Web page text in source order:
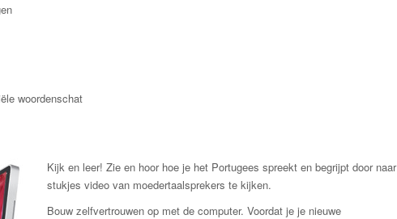
woordenschat
Kijk en leer! Zie en hoor hoe je het Portugees spreekt en begrijpt door naar
stukjes video van moedertaalsprekers te kijken.
Bouw zelfvertrouwen op met de computer. Voordat je je nieuwe